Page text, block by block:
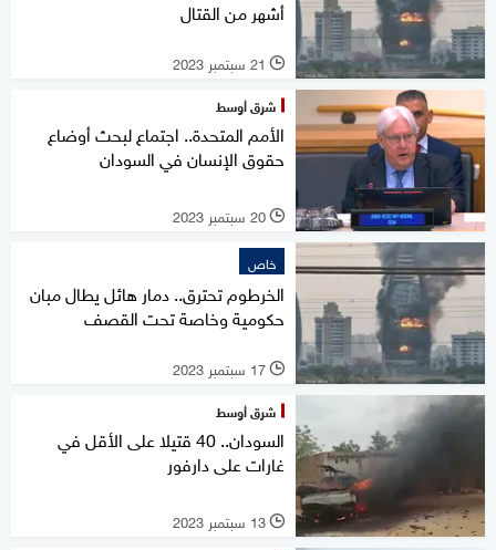
أشهر من القتال
l 21 سبتمبر 2023
شرق أوسط
الأمم المتحدة.. اجتماع لبحث أوضاع
حقوق الإنسان في السودان
l 20 سبتمبر 2023
خاص
الخرطوم تحترق.. دمار هائل يطال مبان
حكومية وخاصة تحت القصف
l 17 سبتمبر 2023
شرق أوسط
السودان.. 40 قتيلا على الأقل في
غارات على دارفور
l 13 سبتمبر 2023